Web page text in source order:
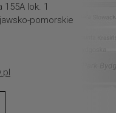
155A lok. 1
pomorskie